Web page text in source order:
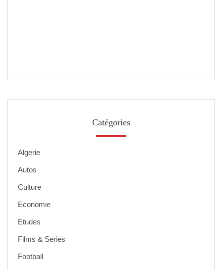
Catégories
Algerie
Autos
Culture
Economie
Etudes
Films & Series
Football